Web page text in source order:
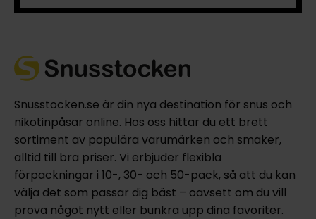
Snusstocken.se är din nya destination för snus och
nikotinpåsar online. Hos oss hittar du ett brett
sortiment av populära varumärken och smaker,
alltid till bra priser. Vi erbjuder flexibla
förpackningar i 10-, 30- och 50-pack, så att du kan
välja det som passar dig bäst – oavsett om du vill
prova något nytt eller bunkra upp dina favoriter.